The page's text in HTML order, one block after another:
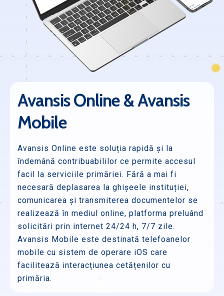
Avansis Online & Avansis
Mobile
Avansis Online este soluția rapidă și la
îndemână contribuabililor ce permite accesul
facil la serviciile primăriei. Fără a mai fi
necesară deplasarea la ghișeele instituției,
comunicarea și transmiterea documentelor se
realizează în mediul online, platforma preluând
solicitări prin internet 24/24 h, 7/7 zile.
Avansis Mobile este destinată telefoanelor
mobile cu sistem de operare iOS care
facilitează interacțiunea cetățenilor cu
primăria.